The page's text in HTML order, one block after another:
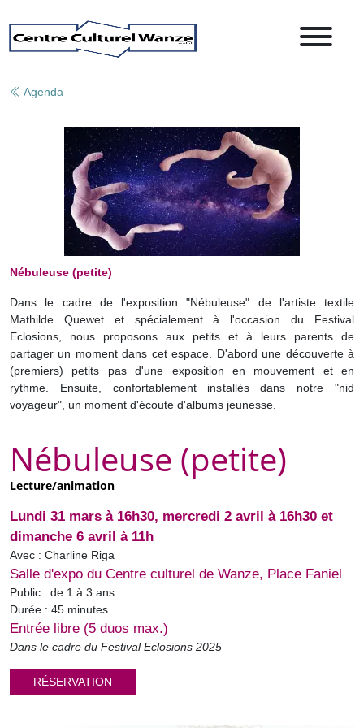
Agenda
Nébuleuse (petite)
Dans le cadre de l'exposition "Nébuleuse" de l'artiste textile
Mathilde Quewet et spécialement à l'occasion du Festival
Eclosions, nous proposons aux petits et à leurs parents de
partager un moment dans cet espace. D'abord une découverte à
(premiers) petits pas d'une exposition en mouvement et en
rythme. Ensuite, confortablement installés dans notre "nid
voyageur", un moment d'écoute d'albums jeunesse.
Nébuleuse (petite)
Lecture/animation
Lundi 31 mars à 16h30, mercredi 2 avril à 16h30 et
dimanche 6 avril à 11h
Avec : Charline Riga
Salle d'expo du Centre culturel de Wanze, Place Faniel
Public : de 1 à 3 ans
Durée : 45 minutes
Entrée libre (5 duos max.)
Dans le cadre du Festival Eclosions 2025
RÉSERVATION